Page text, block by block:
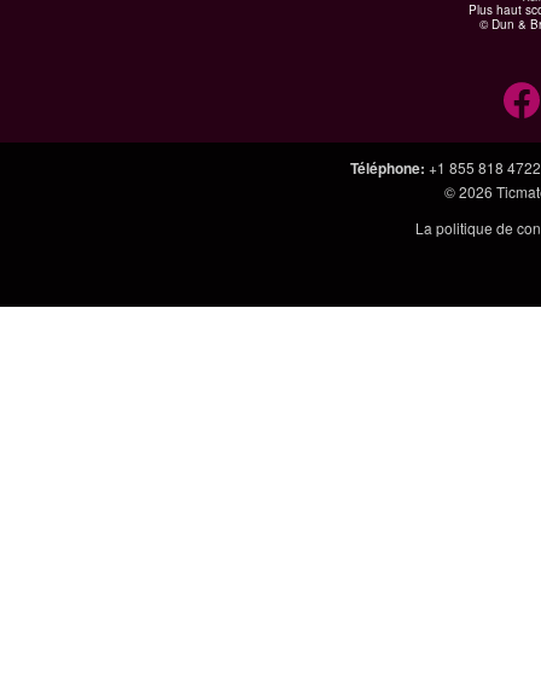
Plus haut
© Dun &
Téléphone: +1 855 818 4722
© 2026
La politique de